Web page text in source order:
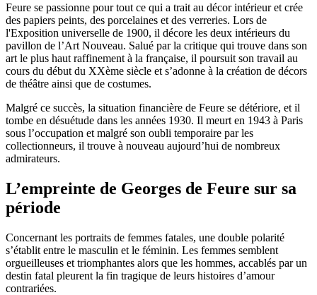
Feure se passionne pour tout ce qui a trait au décor intérieur et crée
des papiers peints, des porcelaines et des verreries. Lors de
l'Exposition universelle de 1900, il décore les deux intérieurs du
pavillon de l’Art Nouveau. Salué par la critique qui trouve dans son
art le plus haut raffinement à la française, il poursuit son travail au
cours du début du XXème siècle et s’adonne à la création de décors
de théâtre ainsi que de costumes.
Malgré ce succès, la situation financière de Feure se détériore, et il
tombe en désuétude dans les années 1930. Il meurt en 1943 à Paris
sous l’occupation et malgré son oubli temporaire par les
collectionneurs, il trouve à nouveau aujourd’hui de nombreux
admirateurs.
L’empreinte de Georges de Feure sur sa
période
Concernant les portraits de femmes fatales, une double polarité
s’établit entre le masculin et le féminin. Les femmes semblent
orgueilleuses et triomphantes alors que les hommes, accablés par un
destin fatal pleurent la fin tragique de leurs histoires d’amour
contrariées.